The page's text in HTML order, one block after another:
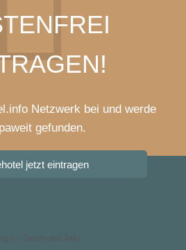
Netzwerk bei und werde
gefunden.
jetzt eintragen